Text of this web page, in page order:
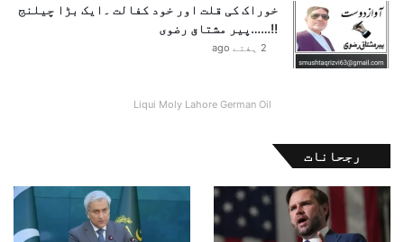
خوراک کی قلت اور خود کفالت ۔ایک بڑا چیلنج
!!……پیر مشتاق رضوی
2 ہفتے ago
Liqui Moly Lahore German Oil
رجحانات